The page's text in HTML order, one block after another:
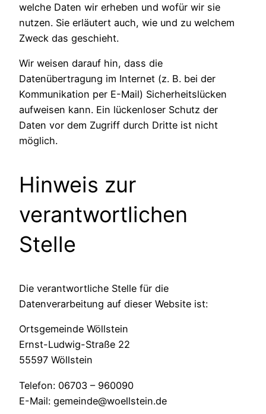
welche Daten wir erheben und wofür wir sie
nutzen. Sie erläutert auch, wie und zu welchem
Zweck das geschieht.
Wir weisen darauf hin, dass die
Datenübertragung im Internet (z. B. bei der
Kommunikation per E-Mail) Sicherheitslücken
aufweisen kann. Ein lückenloser Schutz der
Daten vor dem Zugriff durch Dritte ist nicht
möglich.
Hinweis zur
verantwortlichen
Stelle
Die verantwortliche Stelle für die
Datenverarbeitung auf dieser Website ist:
Ortsgemeinde Wöllstein
Ernst-Ludwig-Straße 22
55597 Wöllstein
Telefon: 06703 – 960090
E-Mail: gemeinde@woellstein.de